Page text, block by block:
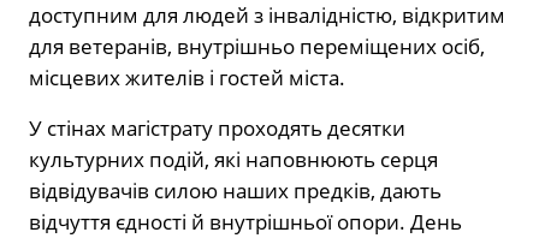
доступним для людей з інвалідністю, відкритим
для ветеранів, внутрішньо переміщених осіб,
місцевих жителів і гостей міста.
У стінах магістрату проходять десятки
культурних подій, які наповнюють серця
відвідувачів силою наших предків, дають
відчуття єдності й внутрішньої опори. День